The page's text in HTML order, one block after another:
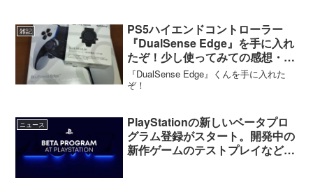
います。8/10から配信Ⅰ、Ⅱは8月10日か
ら、...
雑記
PS5ハイエンドコントローラー
『DualSense Edge』を手に入れ
たぞ！少し使ってみての感想・レ
ポート
『DualSense Edge』くんを手に入れた
ぞ！
ニュース
PlayStationの新しいベータプロ
グラム登録がスタート。開発中の
新作ゲームのテストプレイなども